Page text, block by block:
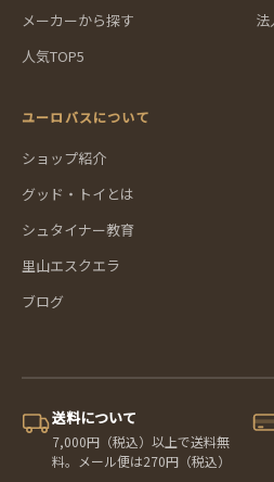
メーカーから探す
人気TOP5
法
ユーロバスについて
ショップ紹介
グッド・トイとは
シュタイナー教育
里山エスクエラ
ブログ
送料について
7,000円（税込）以上で送料無
料。メール便は270円（税込）